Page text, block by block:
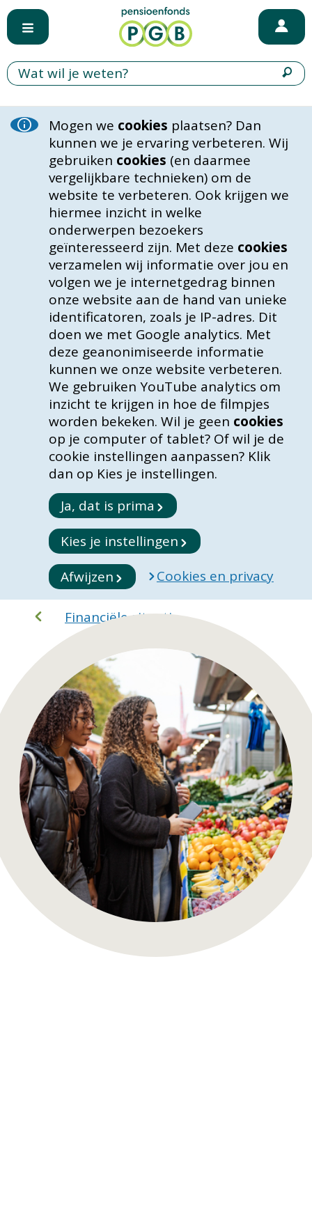
Mogen we cookies plaatsen? Dan
kunnen we je ervaring verbeteren. Wij
gebruiken cookies (en daarmee
vergelijkbare technieken) om de
website te verbeteren. Ook krijgen we
hiermee inzicht in welke
onderwerpen bezoekers
geïnteresseerd zijn. Met deze cookies
verzamelen wij informatie over jou en
volgen we je internetgedrag binnen
onze website aan de hand van unieke
identificatoren, zoals je IP-adres. Dit
doen we met Google analytics. Met
deze geanonimiseerde informatie
kunnen we onze website verbeteren.
We gebruiken YouTube analytics om
inzicht te krijgen in hoe de filmpjes
worden bekeken. Wil je geen cookies
op je computer of tablet? Of wil je de
cookie instellingen aanpassen? Klik
dan op Kies je instellingen.
Ja, dat is prima
Kies je instellingen
Afwijzen
Cookies en privacy
Financiële situatie